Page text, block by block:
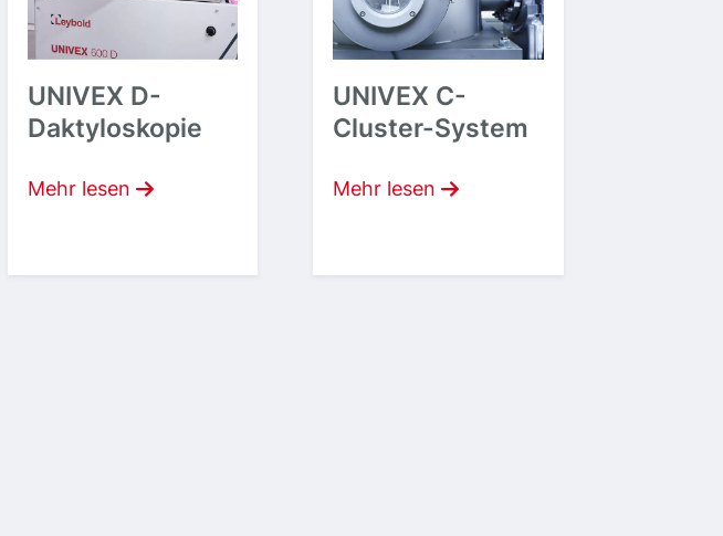
UNIVEX D-
Daktyloskopie
Mehr lesen
UNIVEX C-
Cluster-System
Mehr lesen